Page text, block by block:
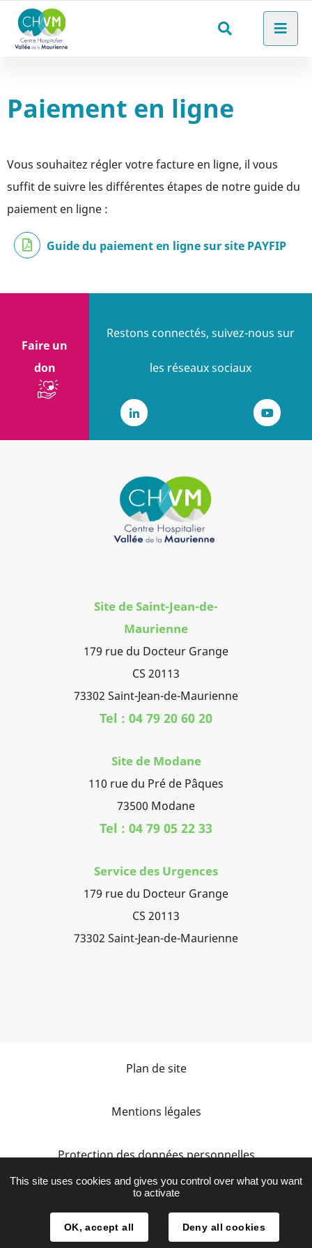
Aller à la recherche
Rechercher
site
Paiement en ligne
Vous souhaitez régler votre facture en ligne, il vous
suffit de suivre les différentes étapes de notre guide du
paiement en ligne :
Guide du paiement en ligne sur site PAYFIP
Faire un
don
Restons connectés, suivez-nous sur
les réseaux sociaux
LinkedIn
Site de Saint-Jean-de-
Maurienne
179 rue du Docteur Grange
CS 20113
73302 Saint-Jean-de-Maurienne
Tel : 04 79 20 60 20
Site de Modane
110 rue du Pré de Pâques
73500 Modane
Tel : 04 79 05 22 33
Service des Urgences
179 rue du Docteur Grange
CS 20113
73302 Saint-Jean-de-Maurienne
Plan de site
Mentions légales
Protection des données personnelles
Accessibilité
This site uses cookies and gives you control over what you want
to activate
OK, accept all Deny all cookies